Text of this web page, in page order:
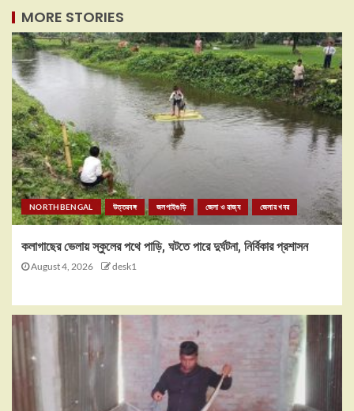
MORE STORIES
NORTHBENGAL উত্তরবঙ্গ জলপাইগুড়ি জেলা ও রাজ্য জেলার খবর
কলাগাছের ভেলায় স্কুলের পথে পাড়ি, ঘটতে পারে দুর্ঘটনা, নির্বিকার প্রশাসন
August 4, 2026 desk1